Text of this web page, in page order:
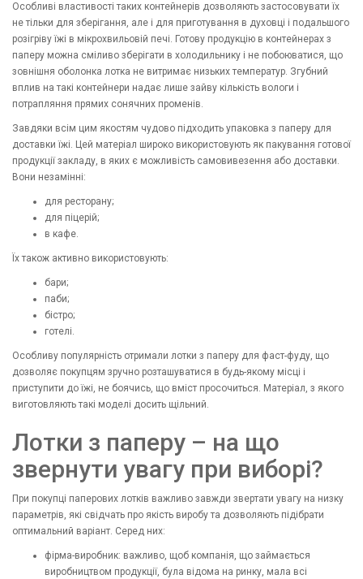
Особливі властивості таких контейнерів дозволяють застосовувати їх
не тільки для зберігання, але і для приготування в духовці і подальшого
розігріву їжі в мікрохвильовій печі. Готову продукцію в контейнерах з
паперу можна сміливо зберігати в холодильнику і не побоюватися, що
зовнішня оболонка лотка не витримає низьких температур. Згубний
вплив на такі контейнери надає лише зайву кількість вологи і
потрапляння прямих сонячних променів.
Завдяки всім цим якостям чудово підходить упаковка з паперу для
доставки їжі. Цей матеріал широко використовують як пакування готової
продукції закладу, в яких є можливість самовивезення або доставки.
Вони незамінні:
для ресторану;
для піцерій;
в кафе.
Їх також активно використовують:
бари;
паби;
бістро;
готелі.
Особливу популярність отримали лотки з паперу для фаст-фуду, що
дозволяє покупцям зручно розташуватися в будь-якому місці і
приступити до їжі, не боячись, що вміст просочиться. Матеріал, з якого
виготовляють такі моделі досить щільний.
Лотки з паперу – на що
звернути увагу при виборі?
При покупці паперових лотків важливо завжди звертати увагу на низку
параметрів, які свідчать про якість виробу та дозволяють підібрати
оптимальний варіант. Серед них:
фірма-виробник: важливо, щоб компанія, що займається
виробництвом продукції, була відома на ринку, мала всі